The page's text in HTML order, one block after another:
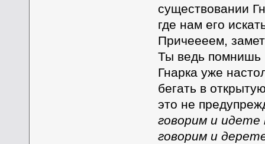
существовании
где нам его
Причеееем,
Ты ведь помнишь
Гнарка уже
бегать в
это не
говорим и
говорим и